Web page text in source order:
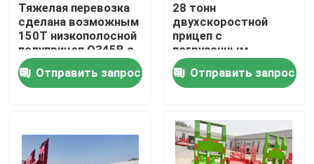
Дом
Видео
Тяжелая перевозка
сделана возможным
150Т низкополосной
полуприцеп Q345B с
Т700 стальной
основной балкой
Отправить запрос
28 тонн
двухскоростной
прицеп с
погрузочным
механизмом
12500*3000*1750 мм
Отправить запрос